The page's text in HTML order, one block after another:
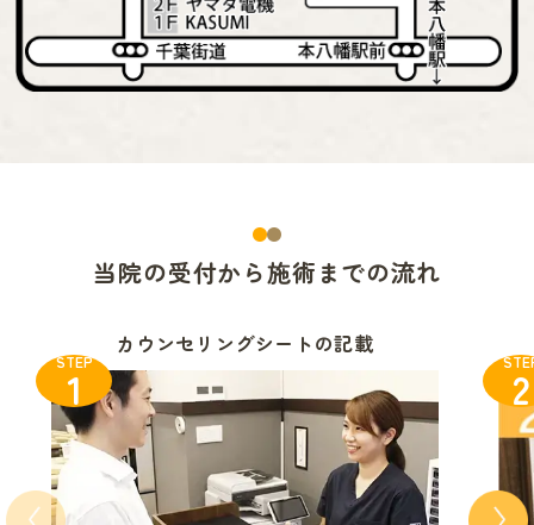
当院の受付から施術までの流れ
カウンセリングシートの記載
STEP
1 2